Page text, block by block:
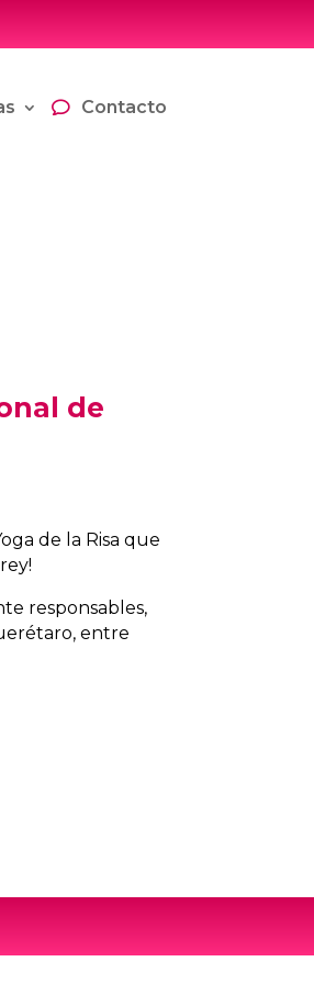
Contacto
de
de la Risa que
responsables,
entre